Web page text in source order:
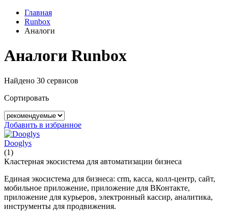
Главная
Runbox
Аналоги
Аналоги Runbox
Найдено 30 сервисов
Сортировать
Добавить в избранное
Dooglys
(1)
Кластерная экосистема для автоматизации бизнеса
Единая экосистема для бизнеса: crm, касса, колл-центр, сайт,
мобильное приложение, приложение для ВКонтакте,
приложение для курьеров, электронный кассир, аналитика,
инструменты для продвижения.